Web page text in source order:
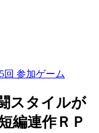
回 参加ゲーム
スタイルが
編連作ＲＰ